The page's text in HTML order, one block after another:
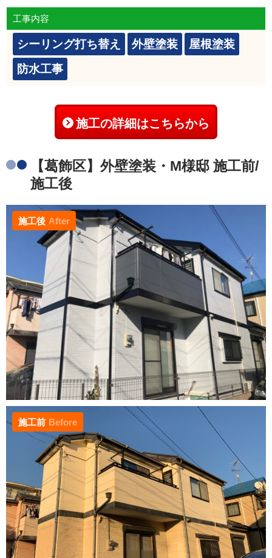
工事内容
シーリング打ち替え 外壁塗装
屋根塗装
防水工事
施工の詳細はこちらから
【葛飾区】外壁塗装・M様邸 施工前/
施工後
施工後 After
施工前 Before